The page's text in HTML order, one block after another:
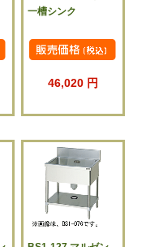
一槽シンク
46,020 円